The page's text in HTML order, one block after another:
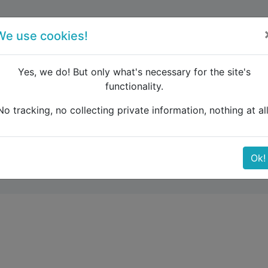
Zugverbindungen Frankreich Ende Mai 2022
Ende Mai
use cookies!
Yes, we do! But only what's necessary for the site's
functionality.
tracking, no collecting private information, nothing at
Ok!